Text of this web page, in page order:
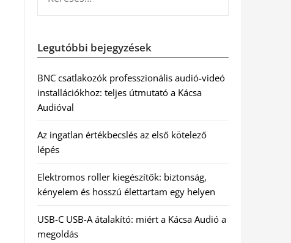
Legutóbbi bejegyzések
BNC csatlakozók professzionális audió-videó
installációkhoz: teljes útmutató a Kácsa
Audióval
Az ingatlan értékbecslés az első kötelező
lépés
Elektromos roller kiegészítők: biztonság,
kényelem és hosszú élettartam egy helyen
USB-C USB-A átalakító: miért a Kácsa Audió a
megoldás